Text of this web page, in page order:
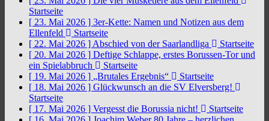
Startseite
[ 23. Mai 2026 ] 3er-Kette: Namen und Notizen aus dem
Ellenfeld
Startseite
[ 22. Mai 2026 ] Abschied von der Saarlandliga
Startseite
[ 20. Mai 2026 ] Deftige Schlappe, erstes Borussen-Tor und
ein Spielabbruch
Startseite
[ 19. Mai 2026 ] „Brutales Ergebnis“
Startseite
[ 18. Mai 2026 ] Glückwunsch an die SV Elversberg!
Startseite
[ 17. Mai 2026 ] Vergesst die Borussia nicht!
Startseite